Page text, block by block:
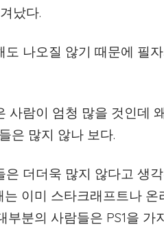
났다.
나오질 않기 때문에 필
람이 엄청 많을 것인데
은 많지 않나 보다.
더더욱 많지 않다고 생
이미 스타크래프트나
분의 사람들은 PS1을 가